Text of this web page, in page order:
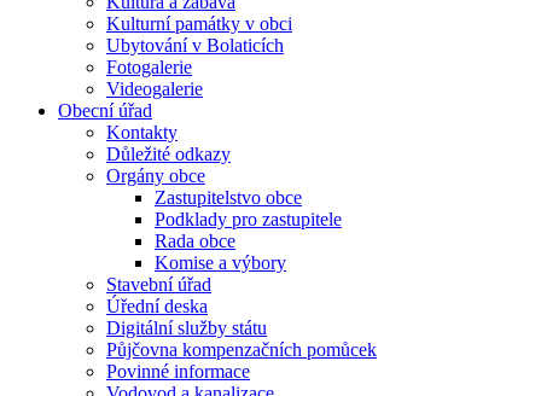
Kulturní památky v obci
Ubytování v Bolaticích
Fotogalerie
Videogalerie
Obecní úřad
Kontakty
Důležité odkazy
Orgány obce
Zastupitelstvo obce
Podklady pro zastupitele
Rada obce
Komise a výbory
Stavební úřad
Úřední deska
Digitální služby státu
Půjčovna kompenzačních pomůcek
Povinné informace